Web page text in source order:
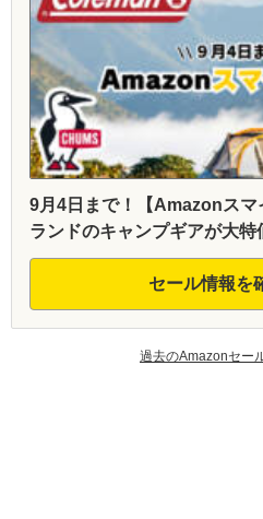
9月4日まで！【Amazonスマ
ランドのキャンプギアが大特
セール情報を
過去のAmazonセー